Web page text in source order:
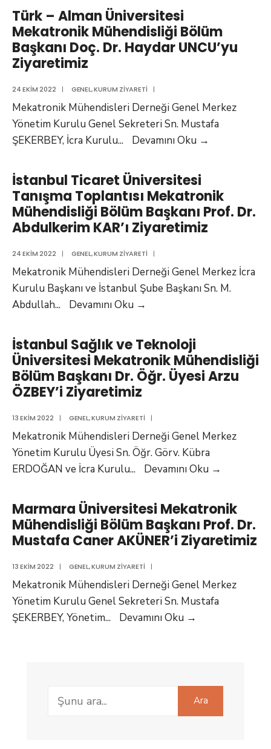
Üniversitesi
Mekatronik
Mühendisliği
Bölüm
Dr.
Öğr.
Üyesi
Yeşim
Ziyaretimiz
Türk – Alman Üniversitesi
Mekatronik Mühendisliği Bölüm
Başkanı Doç. Dr. Haydar UNCU’yu
Ziyaretimiz
24 EKIM 2022 | GENEL,KURUM ZIYARETI |
Mekatronik Mühendisleri Derneği Genel Merkez
Yönetim Kurulu Genel Sekreteri Sn. Mustafa
ŞEKERBEY, İcra Kurulu... Devamını Oku →
Üniversitesi
Mekatronik
Mühendisliği
Doç.
Dr.
İstanbul Ticaret Üniversitesi
Tanışma Toplantısı Mekatronik
Mühendisliği Bölüm Başkanı Prof. Dr.
Abdulkerim KAR’ı Ziyaretimiz
24 EKIM 2022 | GENEL,KURUM ZIYARETI |
Mekatronik Mühendisleri Derneği Genel Merkez İcra
Kurulu Başkanı ve İstanbul Şube Başkanı Sn. M.
Abdullah... Devamını Oku →
Üniversitesi
Tanışma
Toplantısı
Mekatronik
Bölüm
Başkanı
Prof.
Dr.
KAR’ı
Ziyaretimiz
İstanbul Sağlık ve Teknoloji
Üniversitesi Mekatronik Mühendisliği
Bölüm Başkanı Dr. Öğr. Üyesi Arzu
ÖZBEY’i Ziyaretimiz
13 EKIM 2022 | GENEL,KURUM ZIYARETI |
Mekatronik Mühendisleri Derneği Genel Merkez
Yönetim Kurulu Üyesi Sn. Öğr. Görv. Kübra
ERDOĞAN ve İcra Kurulu... Devamını Oku →
ve
Teknoloji
Bölüm
Marmara Üniversitesi Mekatronik
Mühendisliği Bölüm Başkanı Prof. Dr.
Mustafa Caner AKÜNER’i Ziyaretimiz
13 EKIM 2022 | GENEL,KURUM ZIYARETI |
Mekatronik Mühendisleri Derneği Genel Merkez
Yönetim Kurulu Genel Sekreteri Sn. Mustafa
ŞEKERBEY, Yönetim... Devamını Oku →
Başkanı
Prof.
Search
for:
Ara